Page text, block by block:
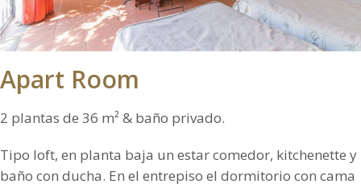
Apart Room
2 plantas de 36 m² & baño privado.
Tipo loft, en planta baja un estar comedor, kitchenette y
baño con ducha. En el entrepiso el dormitorio con cama